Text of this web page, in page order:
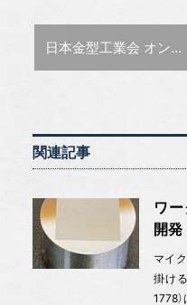
前の記事 :
日本金型工業会 オンライン金型技術展を開催
関連記事
ワ
開発
マイ
掛け
1778